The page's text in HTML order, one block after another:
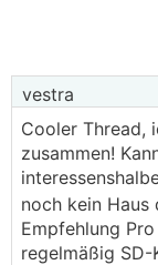
vestra
Cooler Thread,
zusammen!
noch kein Haus
Empfehlung
regelmäßig